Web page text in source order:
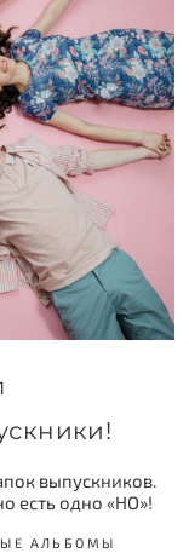
выпускников.
есть одно «НО»!
АЛЬБОМЫ